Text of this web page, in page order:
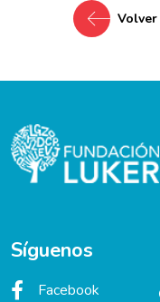
Volver
Síguenos
Facebook